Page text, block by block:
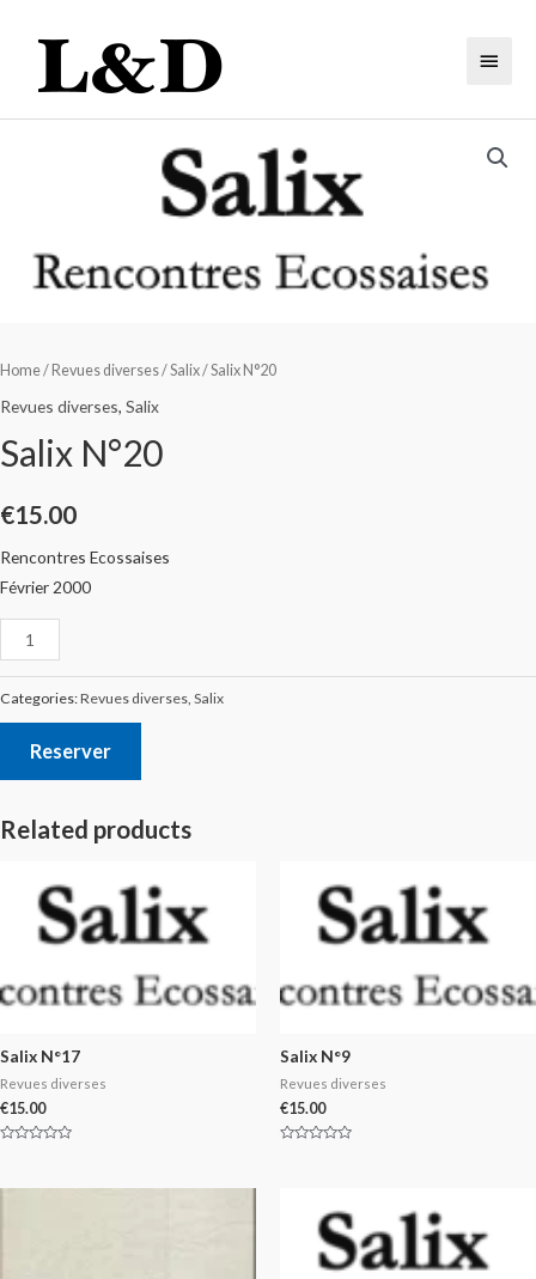
Home/ Revues diverses/Salix/ Salix N°20
Revues diverses, Salix
Salix N°20
€15.00
Rencontres Ecossaises
Février 2000
Categories:Revues diverses Salix
Reserver
Related products
Salix N°17
Revues diverses
€15.00
of
Salix N°9
Revues diverses
€15.00